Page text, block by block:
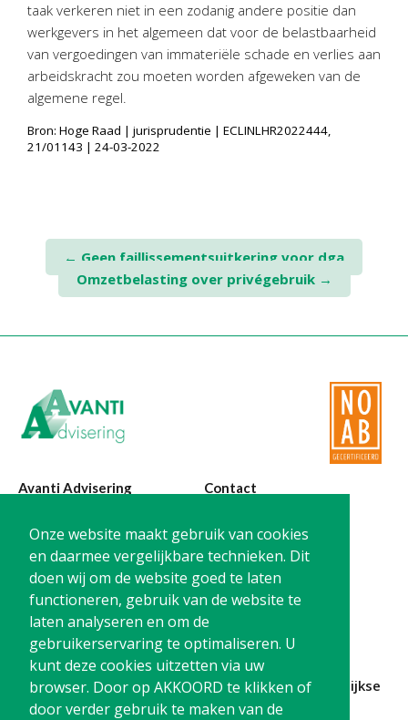
Onze website maakt gebruik van cookies
en daarmee vergelijkbare technieken. Dit
doen wij om de website goed te laten
functioneren, gebruik van de website te
laten analyseren en om de
gebruikerservaring te optimaliseren. U
kunt deze cookies uitzetten via uw
browser. Door op AKKOORD te klikken of
door verder gebruik te maken van de
taak verkeren niet in een zodanig andere positie dan
werkgevers in het algemeen dat voor de belastbaarheid
van vergoedingen van immateriële schade en verlies aan
arbeidskracht zou moeten worden afgeweken van de
algemene regel.
Bron: Hoge Raad | jurisprudentie | ECLINLHR2022444,
21/01143 | 24-03-2022
navigation
← Geen faillissementsuitkering voor dga
Omzetbelasting over privégebruik →
Avanti Advisering
Poelstraat 4
1441 RR Purmerend
Contact
T: 0299-420870
@:
info@avanti-
advisering.nl
BTW: NL861212733B01
Blijf op de hoogte en schrijf je in voor onze maandelijkse
nieuwsbrief